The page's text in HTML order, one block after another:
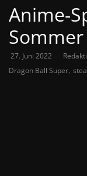
Anime-
27. Juni 2022
Dragon Ball Super,